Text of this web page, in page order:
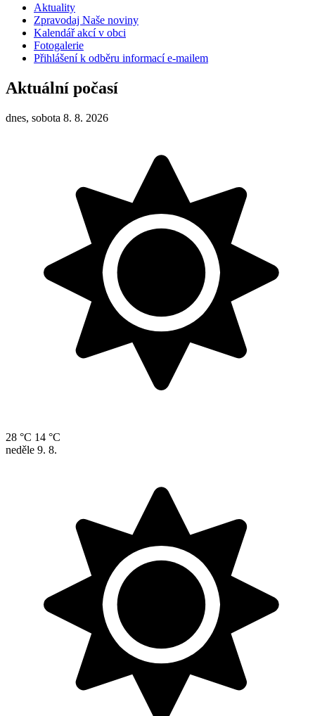
Aktuality
Zpravodaj Naše noviny
Kalendář akcí v obci
Fotogalerie
Přihlášení k odběru informací e-mailem
Aktuální počasí
dnes, sobota 8. 8. 2026
28 °C 14 °C
neděle 9. 8.